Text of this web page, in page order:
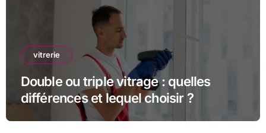
vitrerie
Double ou triple vitrage : quelles
différences et lequel choisir ?